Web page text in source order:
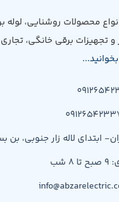
محصولات روشنایی، لوله
و تجهیزات برقی خانگی،
ابتدای لاله زار جنوبی، بن
شب